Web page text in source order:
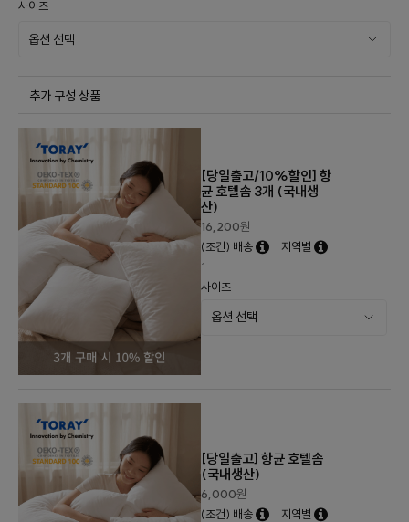
사이즈
추가 구성 상품
[당일출고/10%할인] 항
균 호텔솜 3개 (국내생
산)
16,200원
(조건) 배송
지역별
1
사이즈
[당일출고] 항균 호텔솜
(국내생산)
6,000원
(조건) 배송
지역별